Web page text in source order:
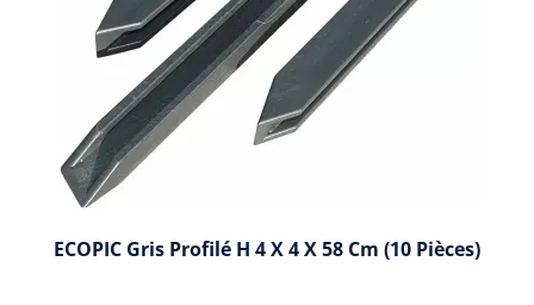
ECOPIC Gris Profilé H 4 X 4 X 58 Cm (10 Pièces)